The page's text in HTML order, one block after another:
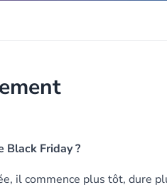
Black Friday ?
il commence plus tôt, dure